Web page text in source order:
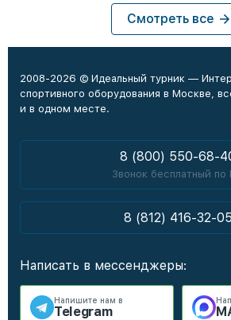
Смотреть все
2008-2026 © Идеальный турник —
спортивного оборудования в Москве,
и в одном месте.
8 (800) 550-68-
Звонок бесплатный по
8 (812) 416-32-05
Написать в мессенджеры:
Напишите нам в
Telegram